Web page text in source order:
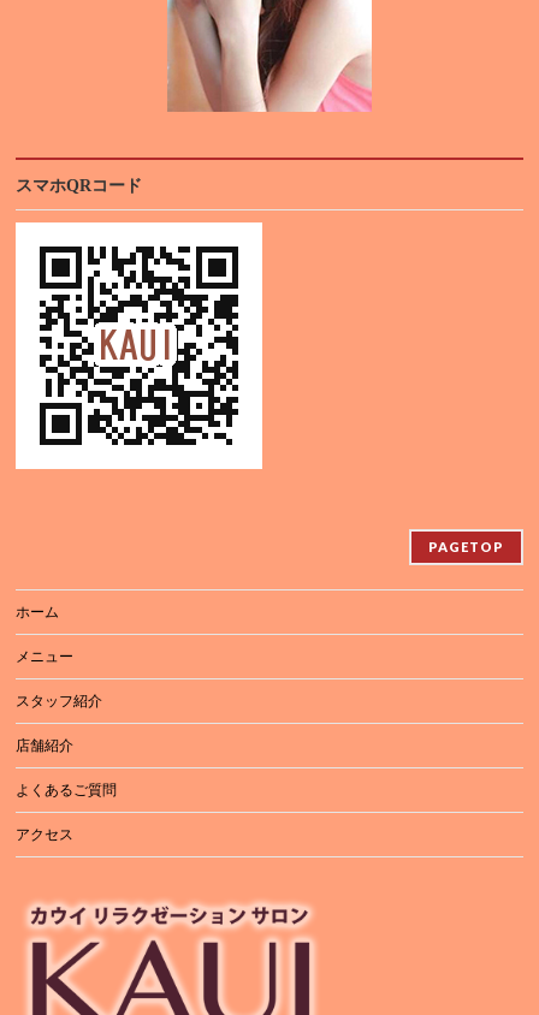
スマホQRコード
PAGETOP
ホーム
メニュー
スタッフ紹介
店舗紹介
よくあるご質問
アクセス